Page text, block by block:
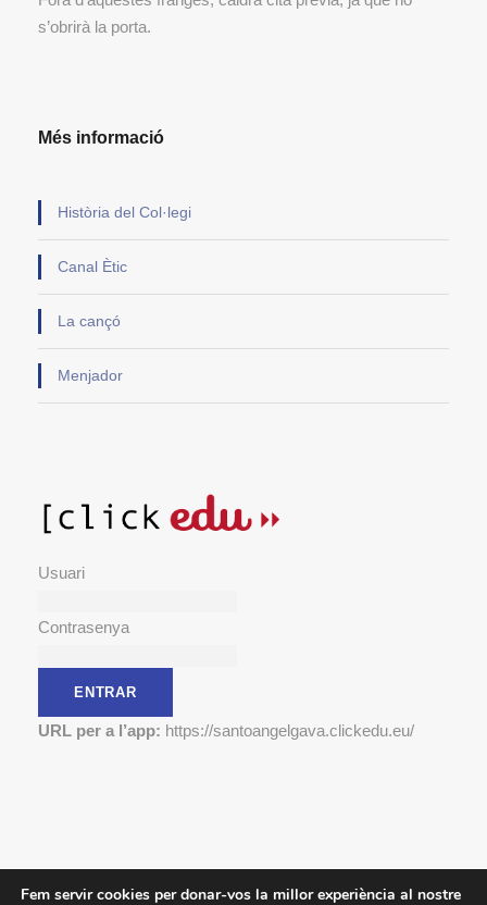
s’obrirà la porta.
Més informació
Història del Col·legi
Canal Ètic
La cançó
Menjador
Usuari
Contrasenya
URL per a l’app: https://santoangelgava.clickedu.eu/
Fem servir cookies per donar-vos la millor experiència al nostre